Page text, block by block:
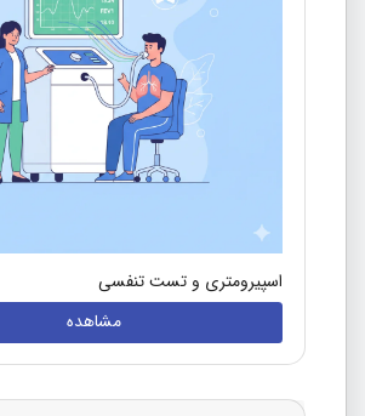
اسپیرومتری و تست تنفسی
مشاهده